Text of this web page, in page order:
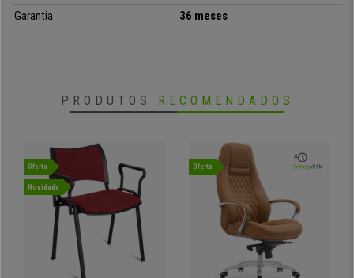
Garantia
36 meses
PRODUTOS RECOMENDADOS
Oferta
Novidade
Oferta